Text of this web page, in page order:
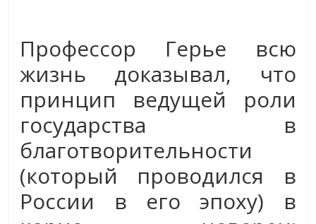
Профессор Герье всю
жизнь доказывал, что
принцип ведущей роли
государства в
благотворительности
(который проводился в
России в его эпоху) в